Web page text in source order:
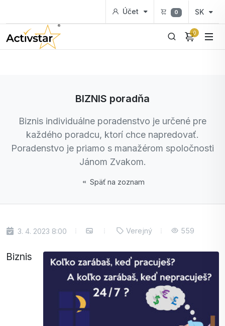
Účet 0 SK
0
BIZNIS poradňa
Biznis individuálne poradenstvo je určené pre
každého poradcu, ktorí chce napredovať.
Poradenstvo je priamo s manažérom spoločnosti
Jánom Zvakom.
Späť na zoznam
3. 4. 2023 8:00 Verejný 559
Biznis